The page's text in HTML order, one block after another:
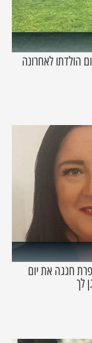
הולדתו לאחרונה
חגגה את יום
לך